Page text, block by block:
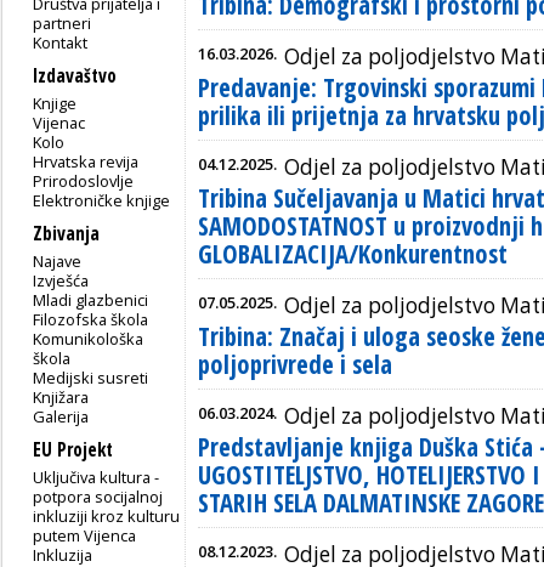
partneri
Kontakt
Izdavaštvo
Knjige
Vijenac
Kolo
Hrvatska revija
Prirodoslovlje
Elektroničke knjige
Zbivanja
Najave
Izvješća
Mladi glazbenici
Filozofska škola
Komunikološka
škola
Medijski susreti
Knjižara
Galerija
EU Projekt
Uključiva kultura -
potpora socijalnoj
inkluziji kroz kulturu
putem Vijenca
Inkluzija
16.03.2026. Odjel za poljodjelstvo
Predavanje: Trgovinski sporazumi
prilika ili prijetnja za hrvatsku
04.12.2025. Odjel za poljodjelstvo
Tribina Sučeljavanja u Matici
SAMODOSTATNOST u proizvodnji
GLOBALIZACIJA/Konkurentnost
07.05.2025. Odjel za poljodjelstvo
Tribina: Značaj i uloga seoske
poljoprivrede i sela
06.03.2024. Odjel za poljodjelstvo
Predstavljanje knjiga Duška Stića -
UGOSTITELJSTVO,
STARIH SELA DALMATINSKE
08.12.2023. Odjel za poljodjelstvo